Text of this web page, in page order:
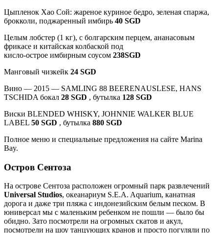
Цыпленок Хао Сой: жареное куриное бедро, зеленая спаржа,
брокколи, поджаренный имбирь 40 SGD
Целым лобстер (1 кг), с болгарским перцем, ананасовым
фрикасе и китайская колбаской под
кисло-острое имбирным соусом 238SGD
Манговый чизкейк 24 SGD
Вино — 2015 — SAMLING 88 BEERENAUSLESE, HANS
TSCHIDA бокал 28 SGD , бутылка 128 SGD
Виски BLENDED WHISKY, JOHNNIE WALKER BLUE
LABEL 50 SGD , бутылка 880 SGD
Полное меню и специальные предложения на сайте Marina
Bay.
Остров Сентоза
На острове Сентоза расположен огромный парк развлечений
Universal Studios, океанариум S.E.A. Aquarium, канатная
дорога и даже три пляжа с индонезийским белым песком. В
юниверсал мы с маленьким ребенком не пошли — было бы
обидно. Зато посмотрели на огромных скатов и акул,
посмотрели на шоу танцующих кранов и просто погуляли по